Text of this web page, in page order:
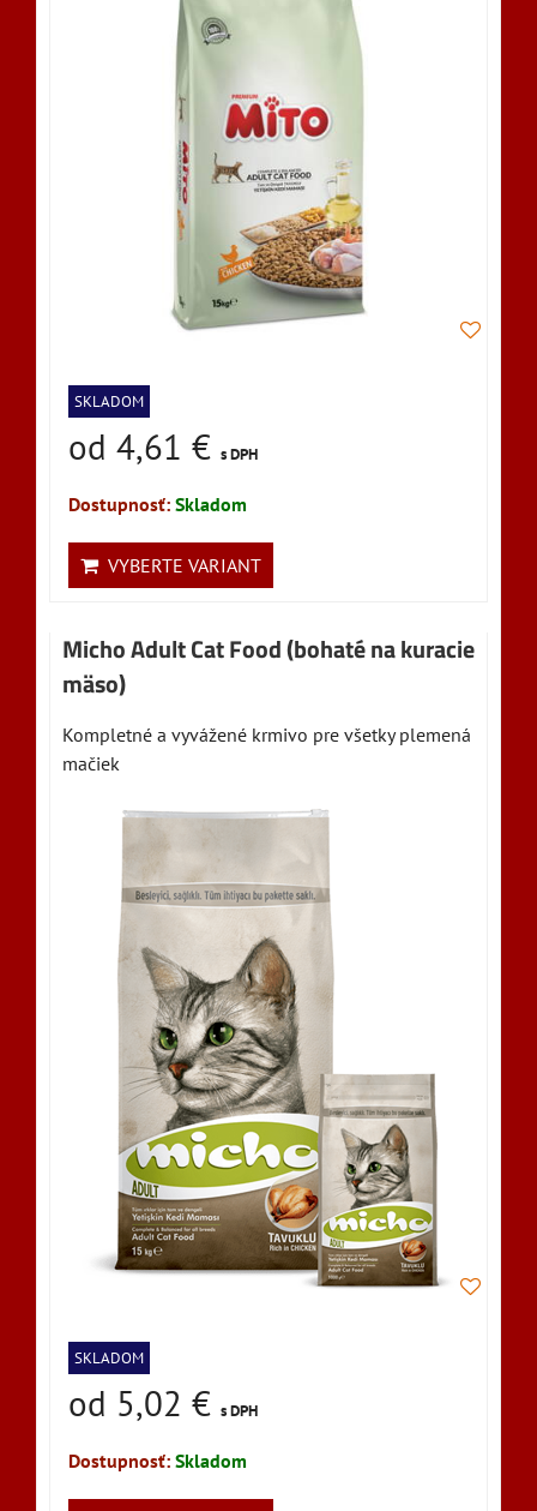
SKLADOM
od 4,61 € s DPH
Dostupnosť: Skladom
VYBERTE VARIANT
Micho Adult Cat Food (bohaté na kuracie
mäso)
Kompletné a vyvážené krmivo pre všetky plemená
mačiek
SKLADOM
od 5,02 € s DPH
Dostupnosť: Skladom